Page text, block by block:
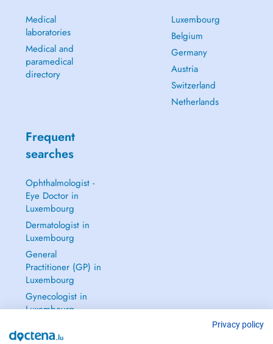
Medical
laboratories
Medical and
paramedical
directory
Luxembourg
Belgium
Germany
Austria
Switzerland
Netherlands
Frequent
searches
Ophthalmologist -
Eye Doctor in
Luxembourg
Dermatologist in
Luxembourg
General
Practitioner (GP) in
Luxembourg
Gynecologist in
Luxembourg
Privacy policy